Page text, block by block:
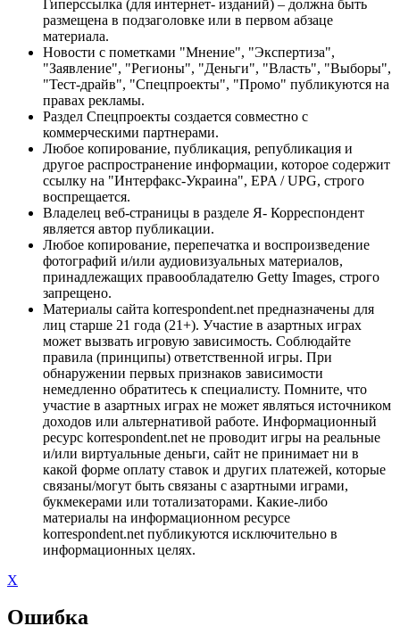
Гиперссылка (для интернет- изданий) – должна быть
размещена в подзаголовке или в первом абзаце
материала.
Новости с пометками "Мнение", "Экспертиза",
"Заявление", "Регионы", "Деньги", "Власть", "Выборы",
"Тест-драйв", "Спецпроекты", "Промо" публикуются на
правах рекламы.
Раздел Спецпроекты создается совместно с
коммерческими партнерами.
Любое копирование, публикация, републикация и
другое распространение информации, которое содержит
ссылку на "Интерфакс-Украина", EPA / UPG, строго
воспрещается.
Владелец веб-страницы в разделе Я- Корреспондент
является автор публикации.
Любое копирование, перепечатка и воспроизведение
фотографий и/или аудиовизуальных материалов,
принадлежащих правообладателю Getty Images, строго
запрещено.
Материалы сайта korrespondent.net предназначены для
лиц старше 21 года (21+). Участие в азартных играх
может вызвать игровую зависимость. Соблюдайте
правила (принципы) ответственной игры. При
обнаружении первых признаков зависимости
немедленно обратитесь к специалисту. Помните, что
участие в азартных играх не может являться источником
доходов или альтернативой работе. Информационный
ресурс korrespondent.net не проводит игры на реальные
и/или виртуальные деньги, сайт не принимает ни в
какой форме оплату ставок и других платежей, которые
связаны/могут быть связаны с азартными играми,
букмекерами или тотализаторами. Какие-либо
материалы на информационном ресурсе
korrespondent.net публикуются исключительно в
информационных целях.
X
Ошибка